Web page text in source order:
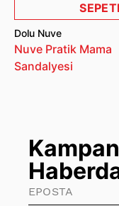
Dolu Nuve
Nuve Pratik Mama
Sandalyesi